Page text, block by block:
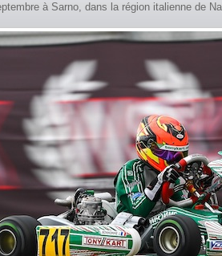
à Sarno, dans la région italienne de